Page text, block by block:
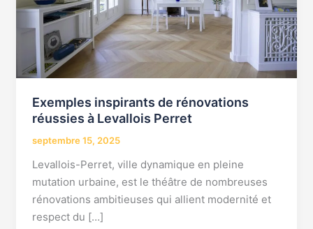
Exemples inspirants de rénovations
réussies à Levallois Perret
septembre 15, 2025
Levallois-Perret, ville dynamique en pleine
mutation urbaine, est le théâtre de nombreuses
rénovations ambitieuses qui allient modernité et
respect du […]
Levallois
Perret